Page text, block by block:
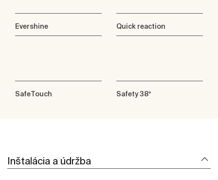
Evershine Quick reaction
SafeTouch Safety 38º
Inštalácia a údržba